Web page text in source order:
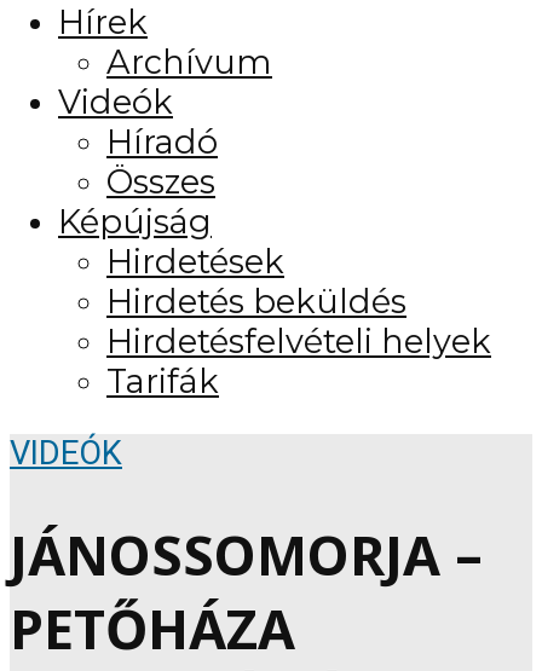
Hírek
Archívum
Videók
Híradó
Összes
Képújság
Hirdetések
Hirdetés beküldés
Hirdetésfelvételi helyek
Tarifák
VIDEÓK
JÁNOSSOMORJA –
PETŐHÁZA